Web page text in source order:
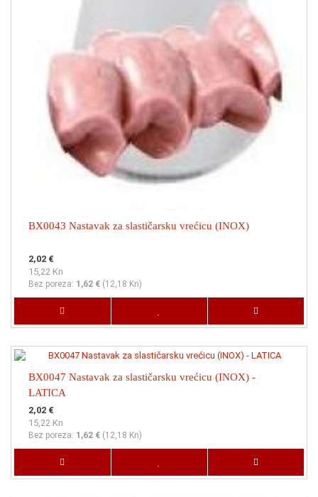
BX0043 Nastavak za slastičarsku vrećicu (INOX)
2,02 €
15,22 Kn
Bez poreza: 1,62 € (12,18 Kn)
BX0047 Nastavak za slastičarsku vrećicu (INOX) -
LATICA
2,02 €
15,22 Kn
Bez poreza: 1,62 € (12,18 Kn)